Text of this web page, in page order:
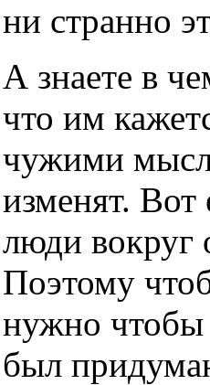
ни странно
А знаете в
что им
чужими
изменят. Вот
люди вокруг
Поэтому
нужно чтобы
был